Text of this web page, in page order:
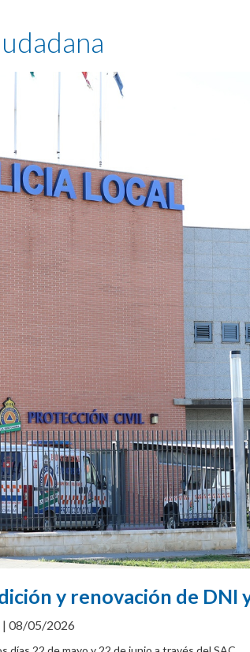
y renovación de DNI
| 08/05/2026